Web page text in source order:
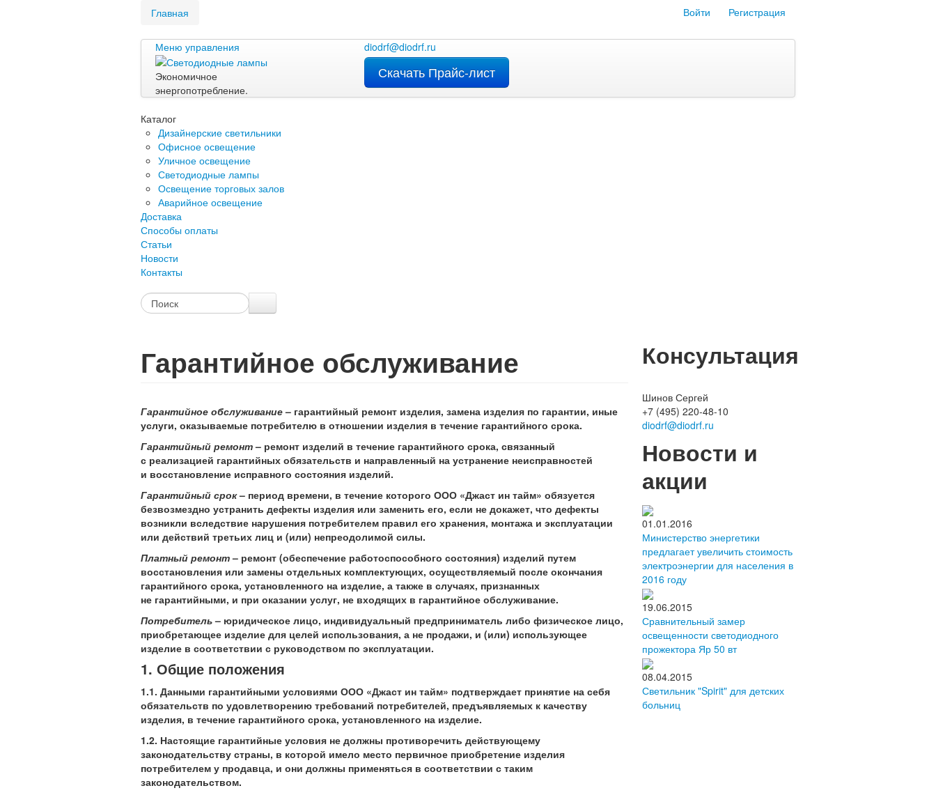
Главная Войти Регистрация
Меню управления
Экономичное
энергопотребление.
diodrf@diodrf.ru
Скачать Прайс-лист
Каталог
Дизайнерские светильники
Офисное освещение
Уличное освещение
Светодиодные лампы
Освещение торговых залов
Аварийное освещение
Доставка
Способы оплаты
Статьи
Новости
Контакты
Гарантийное обслуживание
Гарантийное обслуживание– гарантийный ремонт изделия, замена изделия по гарантии, иные
услуги, оказываемые потребителю в отношении изделия в течение гарантийного срока.
Гарантийный ремонт– ремонт изделий в течение гарантийного срока, связанный
с реализацией гарантийных обязательств и направленный на устранение неисправностей
и восстановление исправного состояния изделий.
Гарантийный срок– период времени, в течение которого ООО «Джаст ин тайм» обязуется
безвозмездно устранить дефекты изделия или заменить его, если не докажет, что дефекты
возникли вследствие нарушения потребителем правил его хранения, монтажа и эксплуатации
или действий третьих лиц и (или) непреодолимой силы.
Платный ремонт– ремонт (обеспечение работоспособного состояния) изделий путем
восстановления или замены отдельных комплектующих, осуществляемый после окончания
гарантийного срока, установленного на изделие, а также в случаях, признанных
не гарантийными, и при оказании услуг, не входящих в гарантийное обслуживание.
Потребитель– юридическое лицо, индивидуальный предприниматель либо физическое лицо,
приобретающее изделие для целей использования, а не продажи, и (или) использующее
изделие в соответствии с руководством по эксплуатации.
1. Общие положения
1.1. Данными гарантийными условиями ООО «Джаст ин тайм» подтверждает принятие на себя
обязательств по удовлетворению требований потребителей, предъявляемых к качеству
изделия, в течение гарантийного срока, установленного на изделие.
1.2. Настоящие гарантийные условия не должны противоречить действующему
законодательству страны, в которой имело место первичное приобретение изделия
потребителем у продавца, и они должны применяться в соответствии с таким
законодательством.
Консультация
Шинов Сергей
+7 (495) 220-48-10
diodrf@diodrf.ru
Новости и
акции
01.01.2016
Министерство энергетики
предлагает увеличить стоимость
электроэнергии для населения в
2016 году
19.06.2015
Сравнительный замер
освещенности светодиодного
прожектора Яр 50 вт
08.04.2015
Светильник "Spirit" для детских
больниц